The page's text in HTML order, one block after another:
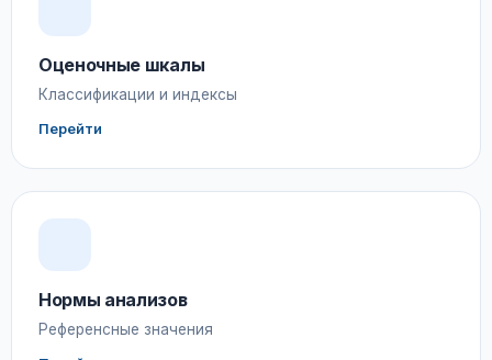
Оценочные шкалы
Классификации и индексы
Перейти
Нормы анализов
Референсные значения